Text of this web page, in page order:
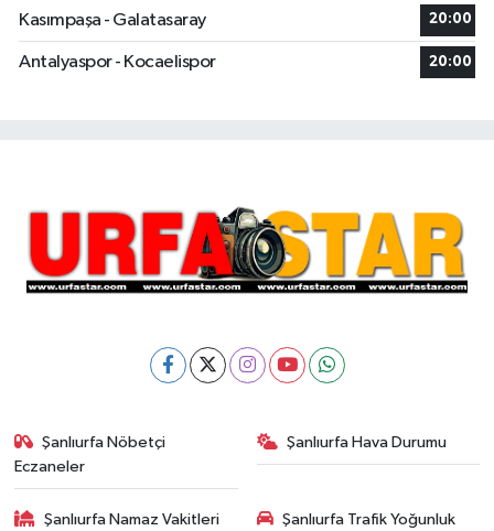
Kasımpaşa - Galatasaray 20:00
Antalyaspor - Kocaelispor 20:00
Şanlıurfa Nöbetçi
Eczaneler
Şanlıurfa Hava Durumu
Şanlıurfa Namaz Vakitleri Şanlıurfa Trafik Yoğunluk